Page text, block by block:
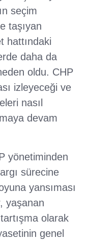
seçim
taşıyan
hattındaki
daha da
oldu. CHP
izleyeceği ve
nasıl
devam
yönetiminden
sürecine
yansıması
yaşanan
olarak
genel